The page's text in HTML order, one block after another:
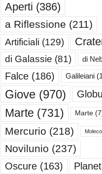
Aperti (386)
a Riflessione (211)
Artificiali (129)
di Galassie (81) di
Falce(186) Galileiani
Giove(970)
Marte (731) Marte
Mercurio (218)
Novilunio (237)
Oscure(163)